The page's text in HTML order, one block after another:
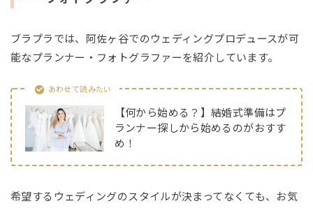
ブラプラでは、阿佐ヶ谷でのウェディングプロデュースが可
能なプランナー・フォトグラファーを紹介しています。
あわせて読みたい
【何から始める？】結婚式準備はプ
ランナー探しから始めるのがおすす
め！
希望するウェディングのスタイルが決まってなくても、お気